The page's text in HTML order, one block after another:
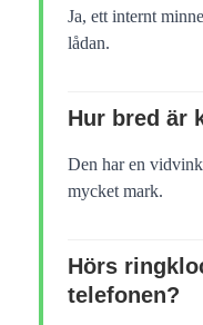
Ja, ett internt
lådan.
Hur bred är
Den har en
mycket mark.
Hörs
telefonen?